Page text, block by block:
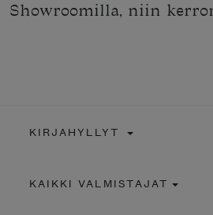
Showroomilla, niin
KIRJAHYLLYT
KAIKKI VALMISTAJAT